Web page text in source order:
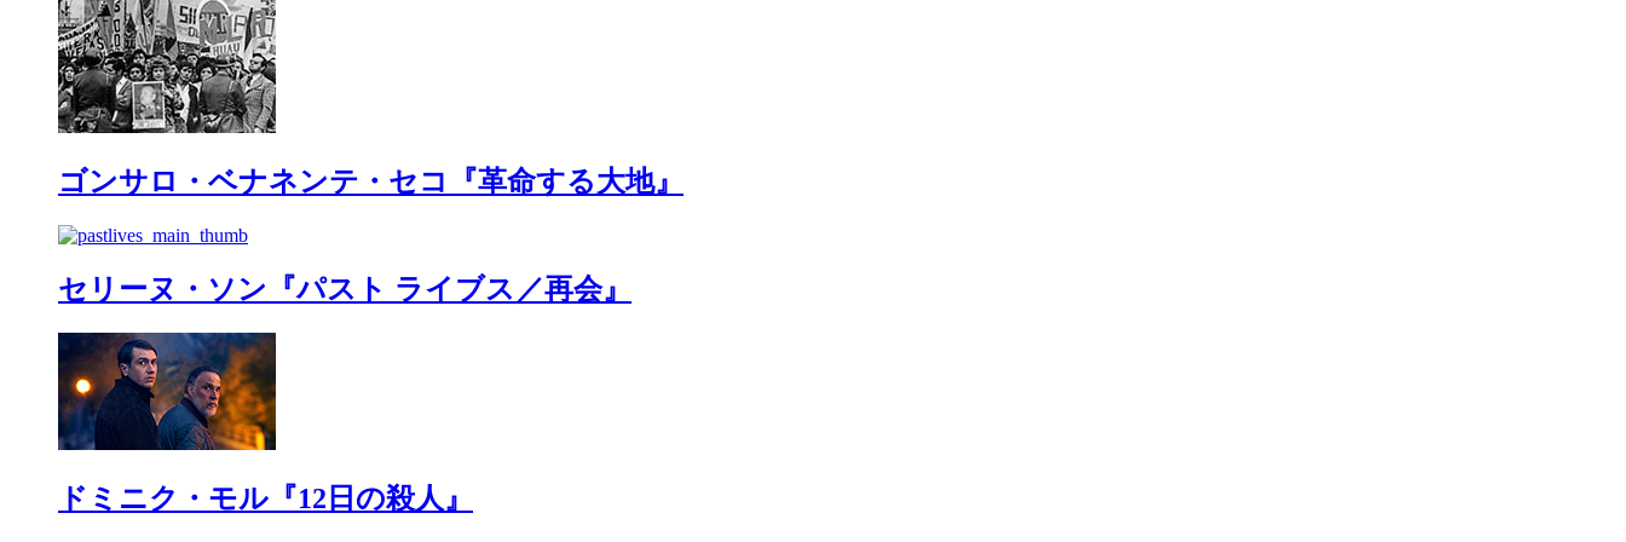
ゴンサロ・ベナネンテ・セコ『革命する大地』
セリーヌ・ソン『パスト ライブス／再会』
ドミニク・モル『12日の殺人』